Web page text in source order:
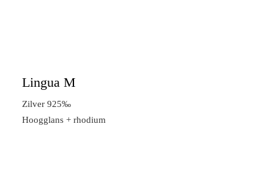
Lingua M
Zilver 925‰
Hoogglans + rhodium